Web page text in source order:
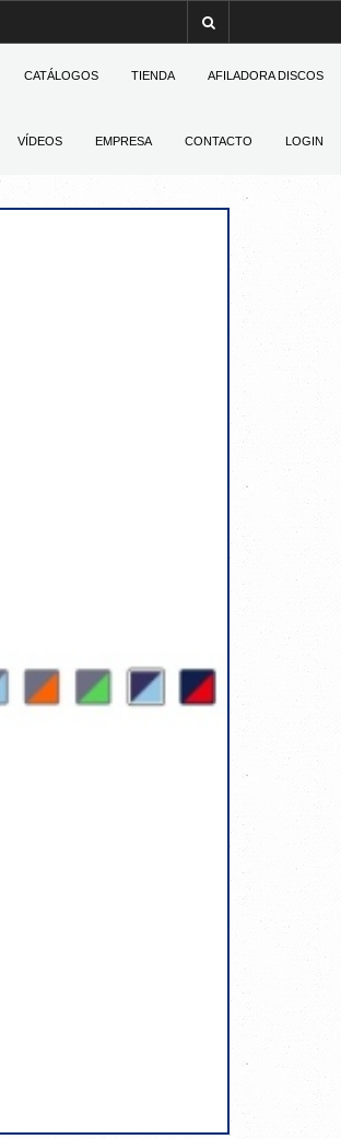
CATÁLOGOS TIENDA AFILADORA DISCOS
VÍDEOS EMPRESA CONTACTO LOGIN